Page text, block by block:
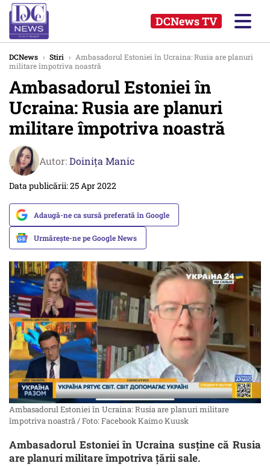
DCNews TV
DCNews › Stiri › Ambasadorul Estoniei în Ucraina: Rusia are planuri
militare împotriva noastră
Ambasadorul Estoniei în
Ucraina: Rusia are planuri
militare împotriva noastră
Autor:Doinița Manic
Data publicării: 25 Apr 2022
Adaugă-ne ca sursă preferată în Google
Urmărește-ne pe Google News
Ambasadorul Estoniei în Ucraina: Rusia are planuri militare
împotriva noastră / Foto: Facebook Kaimo Kuusk
Ambasadorul Estoniei în Ucraina susține că Rusia
are planuri militare împotriva țării sale.